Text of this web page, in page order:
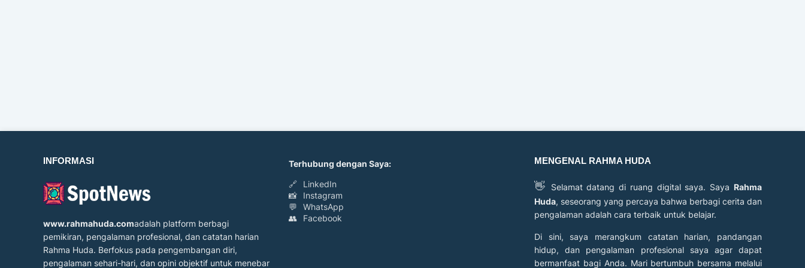
INFORMASI
www.rahmahuda.comadalah platform berbagi
pemikiran, pengalaman profesional, dan catatan harian
Rahma Huda. Berfokus pada pengembangan diri,
pengalaman sehari-hari, dan opini objektif untuk menebar
Terhubung dengan Saya:
🔗
LinkedIn
📸
Instagram
💬
WhatsApp
👥
Facebook
MENGENAL RAHMA HUDA
👋 Selamat datang di ruang digital saya. Saya Rahma
Huda, seseorang yang percaya bahwa berbagi cerita dan
pengalaman adalah cara terbaik untuk belajar.
Di sini, saya merangkum catatan harian, pandangan
hidup, dan pengalaman profesional saya agar dapat
bermanfaat bagi Anda. Mari bertumbuh bersama melalui